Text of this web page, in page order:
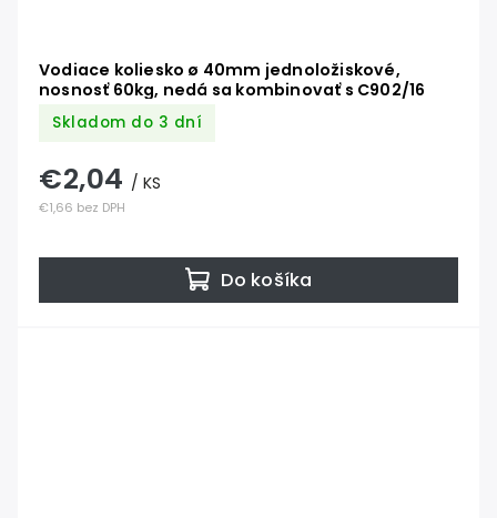
Vodiace koliesko ø 40mm jednoložiskové,
nosnosť 60kg, nedá sa kombinovať s C902/16
Skladom do 3 dní
€1,66 bez DPH
€2,04 / KS
Do košíka